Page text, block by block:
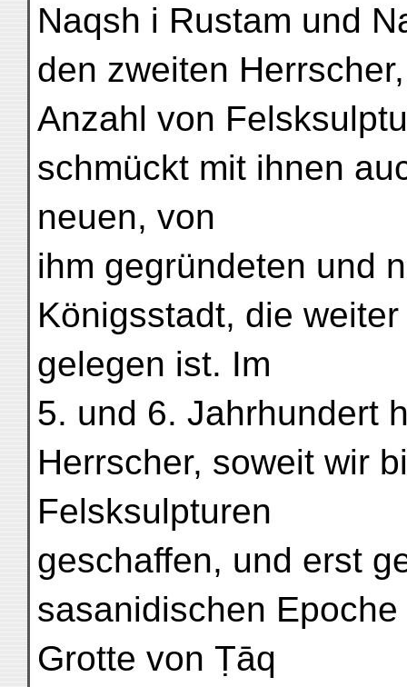
Naqsh i Rustam und
den zweiten
Anzahl von
schmückt mit ihnen
neuen, von
ihm gegründeten und
Königsstadt, die
gelegen ist. Im
5. und 6. Jahrhundert
Herrscher, soweit wir
Felsksulpturen
geschaffen, und erst
sasanidischen
Grotte von Ṭāq